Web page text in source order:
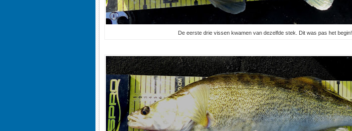
De eerste drie vissen kwamen van dezelfde stek. Dit was pas het begin!